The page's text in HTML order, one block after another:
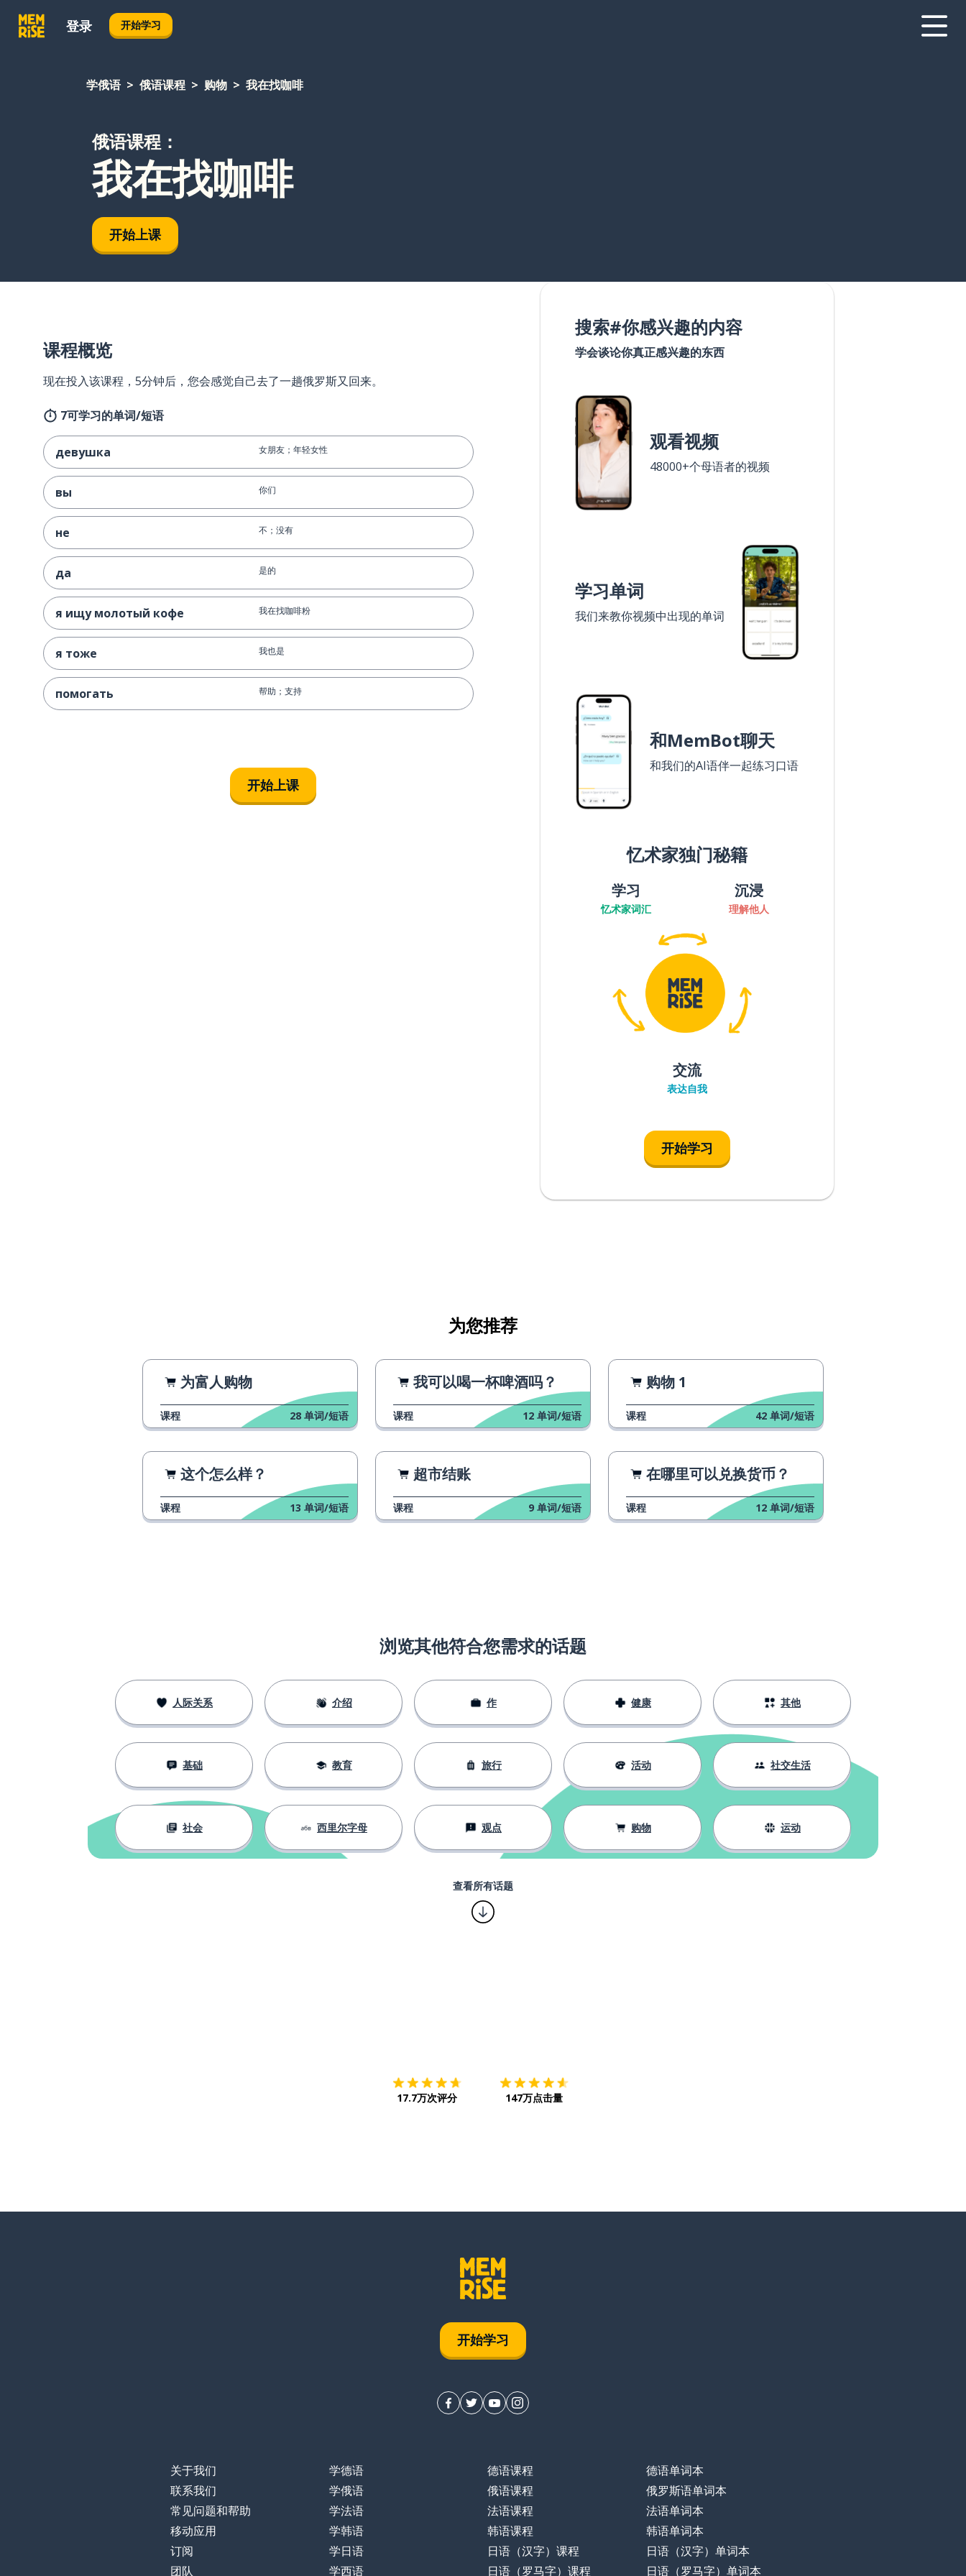
登录 开始学习
学俄语 俄语课程 购物 我在找咖啡
俄语课程：
我在找咖啡
开始上课
课程概览
现在投入该课程，5分钟后，您会感觉自己去了一趟俄罗斯又回来。
7可学习的单词/短语
девушка 女朋友；年轻女性
вы 你们
не 不；没有
да 是的
я ищу молотый кофе 我在找咖啡粉
я тоже 我也是
помогать 帮助；支持
开始上课
搜索#你感兴趣的内容
学会谈论你真正感兴趣的东西
观看视频
48000+个母语者的视频
学习单词
我们来教你视频中出现的单词
和MemBot聊天
和我们的AI语伴一起练习口语
忆术家独门秘籍
学习
忆术家词汇
沉浸
理解他人
交流
表达自我
开始学习
为您推荐
为富人购物
课程 28 单词/短语
我可以喝一杯啤酒吗？
课程 12 单词/短语
购物 1
课程 42 单词/短语
这个怎么样？
课程 13 单词/短语
超市结账
课程 9 单词/短语
在哪里可以兑换货币？
课程 12 单词/短语
浏览其他符合您需求的话题
人际关系 介绍 作 健康 其他
基础 教育 旅行 活动 社交生活
社会 西里尔字母 观点 购物 运动
查看所有话题
17.7万次评分 147万点击量
开始学习
关于我们
联系我们
常见问题和帮助
移动应用
订阅
团队
学德语
学俄语
学法语
学韩语
学日语
学西语
德语课程
俄语课程
法语课程
韩语课程
日语（汉字）课程
日语（罗马字）课程
德语单词本
俄罗斯语单词本
法语单词本
韩语单词本
日语（汉字）单词本
日语（罗马字）单词本